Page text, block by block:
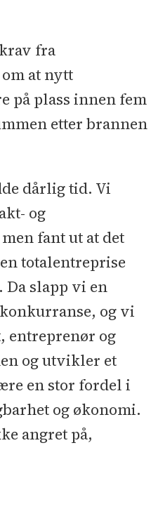
fra
at nytt
på plass innen fem
etter brannen
dårlig tid. Vi
og
fant ut at det
totalentreprise
slapp vi en
og vi
entreprenør og
og utvikler et
en stor fordel i
og økonomi.
angret på,